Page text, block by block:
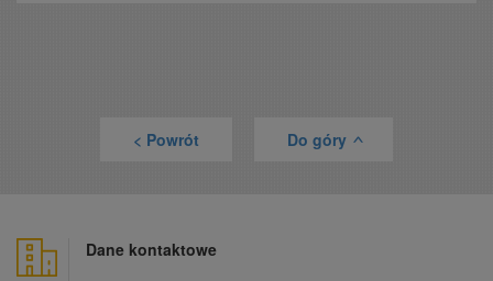
< Powrót Do góry>
Dane kontaktowe